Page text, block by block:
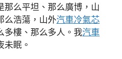
那么平坦、那么廣博，山
么浩蕩，山外汽車冷氣芯
多樓、那么多人。我汽車
未眠。